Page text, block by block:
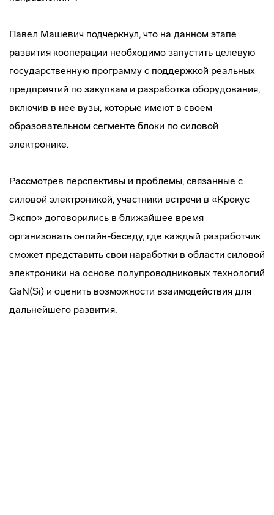
Павел Машевич подчеркнул, что на данном этапе
развития кооперации необходимо запустить целевую
государственную программу с поддержкой реальных
предприятий по закупкам и разработка оборудования,
включив в нее вузы, которые имеют в своем
образовательном сегменте блоки по силовой
электронике.
Рассмотрев перспективы и проблемы, связанные с
силовой электроникой, участники встречи в «Крокус
Экспо» договорились в ближайшее время
организовать онлайн-беседу, где каждый разработчик
сможет представить свои наработки в области силовой
электроники на основе полупроводниковых технологий
GaN(Si) и оценить возможности взаимодействия для
дальнейшего развития.